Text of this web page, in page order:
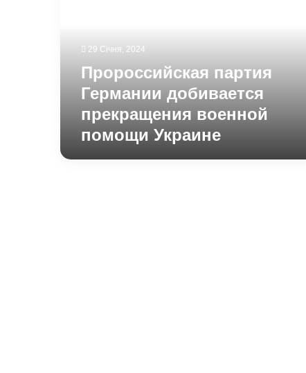
помощи29 Січня, 2024
Пророссийская партия
Германии добивается
прекращения военной
помощи Украине